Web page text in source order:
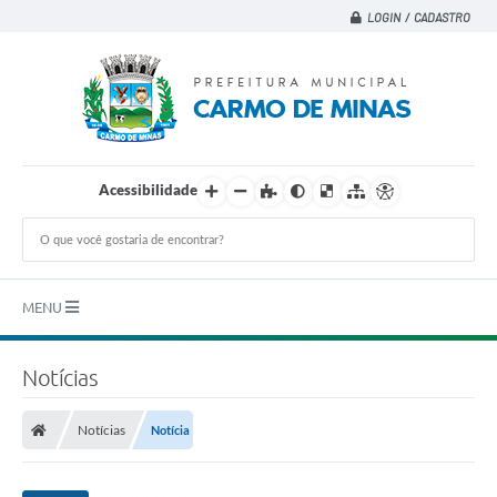
LOGIN / CADASTRO
Acessibilidade
MENU
DEPARTAMENTOS
Notícias
Notícias Notícia